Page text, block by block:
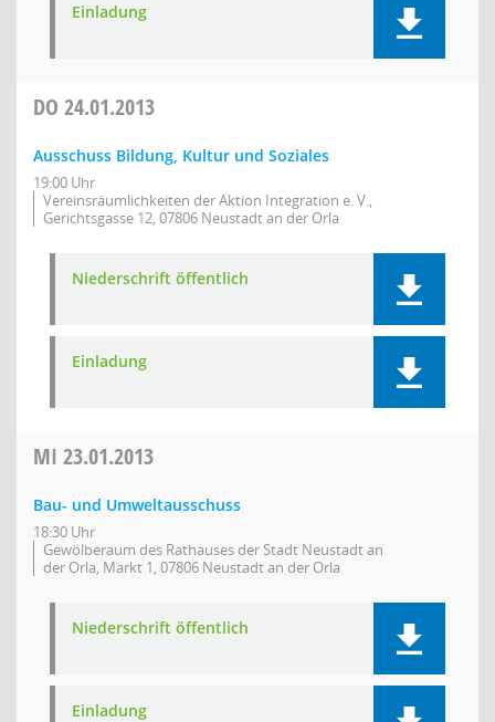
Einladung
DO 24.01.2013
Ausschuss Bildung, Kultur und Soziales
19:00 Uhr
Vereinsräumlichkeiten der Aktion Integration e. V.,
Gerichtsgasse 12, 07806 Neustadt an der Orla
Niederschrift öffentlich
Einladung
MI 23.01.2013
Bau- und Umweltausschuss
18:30 Uhr
Gewölberaum des Rathauses der Stadt Neustadt an
der Orla, Markt 1, 07806 Neustadt an der Orla
Niederschrift öffentlich
Einladung